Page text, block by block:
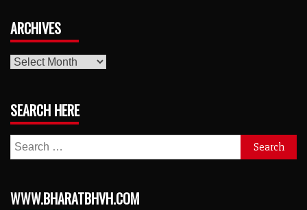
ARCHIVES
archives
SEARCH HERE
Search
for:
WWW.BHARATBHVH.COM